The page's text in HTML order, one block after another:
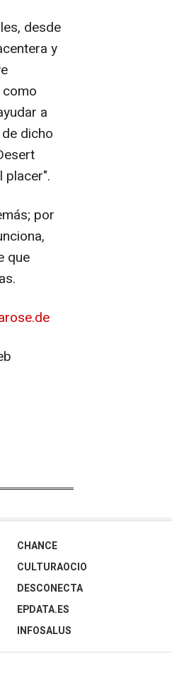
desde
y
a
dicho
placer".
por
que
CHANCE
CULTURAOCIO
DESCONECTA
EPDATA.ES
INFOSALUS